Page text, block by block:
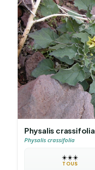
Physalis crassifolia
Physalis crassifolia
☀️☀️☀️
TOUS